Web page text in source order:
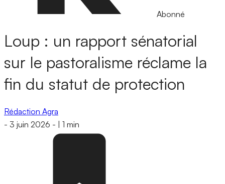
Abonné
Loup : un rapport sénatorial
sur le pastoralisme réclame la
fin du statut de protection
Rédaction Agra
- 3 juin 2026 - 1 min